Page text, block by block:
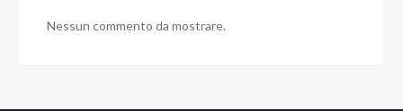
Nessun commento da mostrare.